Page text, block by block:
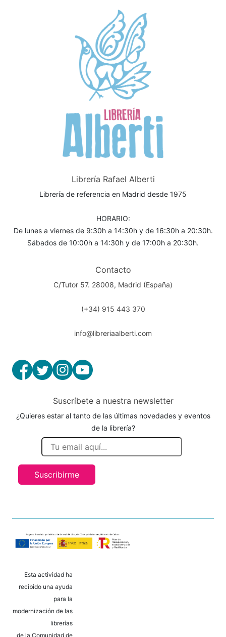
Librería Rafael Alberti
Librería de referencia en Madrid desde 1975
HORARIO:
De lunes a viernes de 9:30h a 14:30h y de 16:30h a 20:30h.
Sábados de 10:00h a 14:30h y de 17:00h a 20:30h.
Contacto
C/Tutor 57. 28008, Madrid (España)
(+34) 915 443 370
info@libreriaalberti.com
Suscríbete a nuestra newsletter
¿Quieres estar al tanto de las últimas novedades y eventos
de la librería?
Suscribirme
Esta actividad ha
recibido una ayuda
para la
modernización de las
librerías
de la Comunidad de